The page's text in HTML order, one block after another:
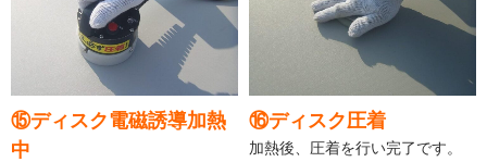
⑮ディスク電磁誘導加熱
中
⑯ディスク圧着
加熱後、圧着を行い完了です。